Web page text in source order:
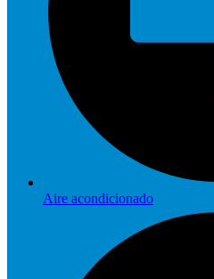
Aire acondicionado